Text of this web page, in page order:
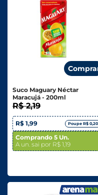
Suco Maguary Néctar
Maracujá - 200ml
R$ 2,19
R$ 1,99 Poupe R$ 0,20
Comprando 5 Un.
A un. sai por R$ 1,19